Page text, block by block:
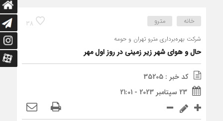
38 خانه مترو
شرکت بهره‌برداری مترو تهران و حومه
حال و هوای شهر زیر زمینی در روز اول مهر
کد خبر : 35205
23 سپتامبر 2023 - 21:01